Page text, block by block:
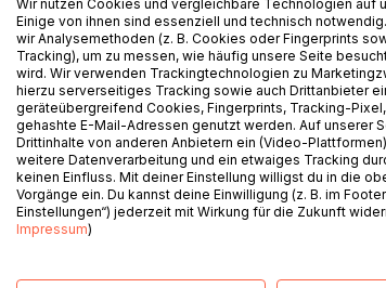
Sie schreibt über das Aufwachsen
und über das Gefühl, wenn etwas
Es geht um Erlebnisse,
darum, sich Schritt für Schritt ein
WEITERE TITEL
Wir nutzen Cookies und vergleichbare Technologien auf
Einige von ihnen sind essenziell und technisch
wir Analysemethoden (z. B. Cookies oder Fingerprints
Tracking), um zu messen, wie häufig unsere Seite
wird. Wir verwenden Trackingtechnologien zu
hierzu serverseitiges Tracking sowie auch Drittanbieter
geräteübergreifend Cookies, Fingerprints, Tracking-
gehashte E-Mail-Adressen genutzt werden. Auf unserer
Drittinhalte von anderen Anbietern ein (Video-
weitere Datenverarbeitung und ein etwaiges Tracking
keinen Einfluss. Mit deiner Einstellung willigst du in die
Vorgänge ein. Du kannst deine Einwilligung (z. B. im
Einstellungen“) jederzeit mit Wirkung für die Zukunft
Impressum)